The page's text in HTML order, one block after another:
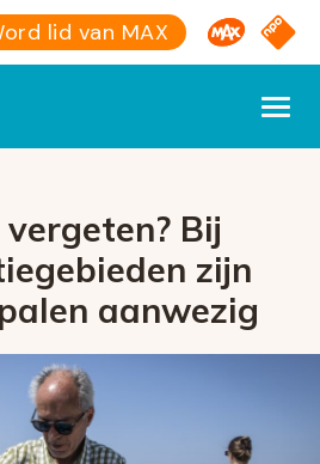
lid van MAX Omroep
NPO
Bij
zijn
aanwezig